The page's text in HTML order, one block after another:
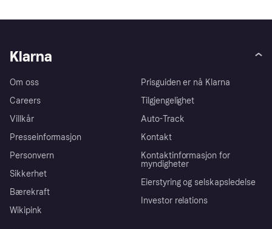
Klarna
Om oss
Careers
Villkår
Presseinformasjon
Personvern
Sikkerhet
Bærekraft
Wikipink
Prisguiden er nå Klarna
Tilgjengelighet
Auto-Track
Kontakt
Kontaktinformasjon for
myndigheter
Eierstyring og selskapsledelse
Investor relations